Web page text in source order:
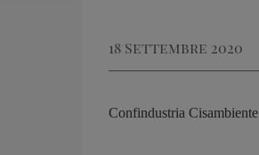
18 Settembre 2020
Confindustria Cisambiente